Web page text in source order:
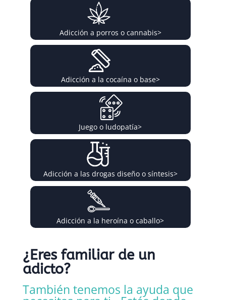
Adicción a porros o cannabis>
Adicción a la cocaína o base>
Juego o ludopatía>
Adicción a las drogas diseño o síntesis>
Adicción a la heroína o caballo>
¿Eres familiar de un
adicto?
También tenemos la ayuda que